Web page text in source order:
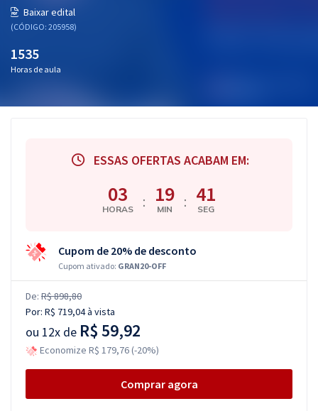
Conteúdo gratuito
Atendimento
Baixar edital
(CÓDIGO: 205958)
1535
Horas de aula
ESSAS OFERTAS ACABAM EM:
03
HORAS : 19
MIN : 40
SEG
Cupom de 20% de desconto
Cupom ativado: GRAN20-OFF
De: R$ 898,80
Por: R$ 719,04à vista
ou 12x de R$ 59,92
Economize R$ 179,76 (-20%)
Comprar agora